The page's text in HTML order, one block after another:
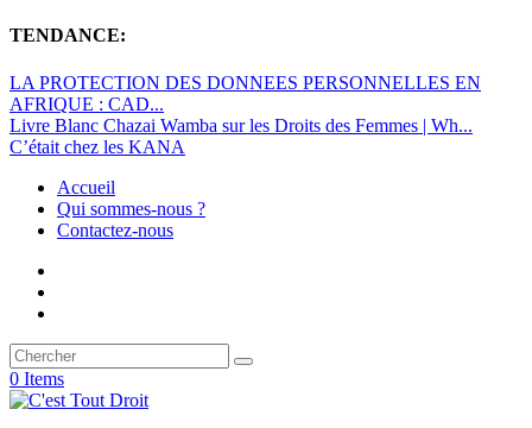
TENDANCE:
LA PROTECTION DES DONNEES PERSONNELLES EN
AFRIQUE : CAD...
Livre Blanc Chazai Wamba sur les Droits des Femmes | Wh...
C’était chez les KANA
Accueil
Qui sommes-nous ?
Contactez-nous
0 Items